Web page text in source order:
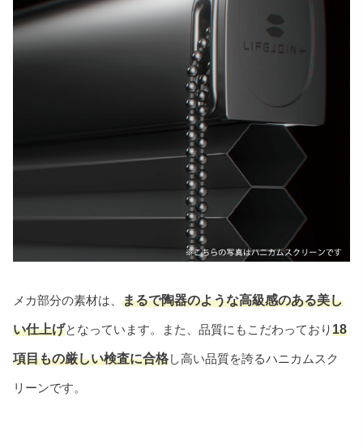
メカ部分の素材は、 まるで陶器のような高級感のある美し
い仕上げとなっています。また、品質にもこだわっており18
項目もの厳しい検査に合格し高い品質を誇るハニカムスク
リーンです。